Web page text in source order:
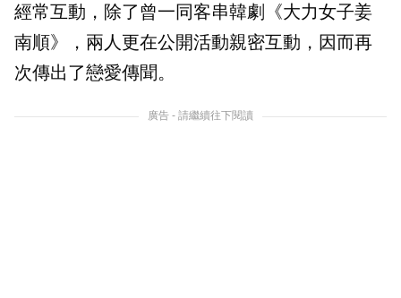
經常互動，除了曾一同客串韓劇《大力女子姜
南順》，兩人更在公開活動親密互動，因而再
次傳出了戀愛傳聞。
廣告 - 請繼續往下閱讀